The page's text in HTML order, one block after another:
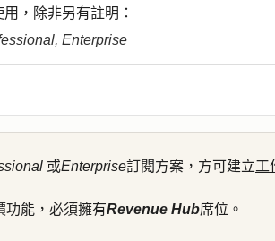
用，除非另有註明：
Enterprise
或Enterprise訂閱方案，方可建立工
功能，必須擁有Revenue Hub席位。